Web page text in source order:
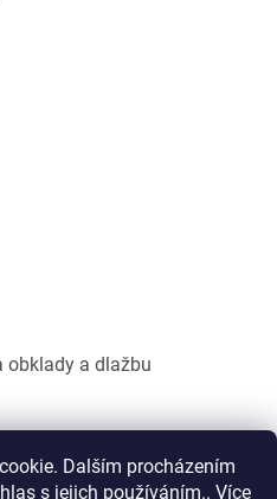
Dalším procházením
s jejich používáním.. Více
obklady a dlažbu